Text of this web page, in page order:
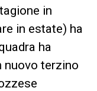
in
in estate) ha
ha
nuovo terzino